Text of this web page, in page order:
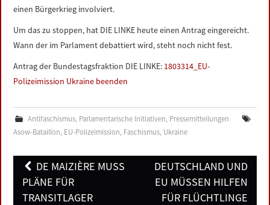
einen Bürgerkrieg involviert.
Um das zu stoppen, hat DIE LINKE heute einen Antrag eingereicht.
Wann der im Parlament debattiert wird, steht noch nicht fest.
Antrag der Bundestagsfraktion DIE LINKE: 1803314_EU-
Polizeimission Ukraine beenden
Antifaschismus, Parlamentarische Initiativen, Pressemitteilungen
Asow-Bataillon, EU-Polizeimission, Faschismus, Ukraine
Post
navigation
DE MAIZIÈRE MUSS
PLÄNE FÜR
TRANSITLAGER
DEUTSCHLAND UND
EU MÜSSEN HILFEN
FÜR FLÜCHTLINGE